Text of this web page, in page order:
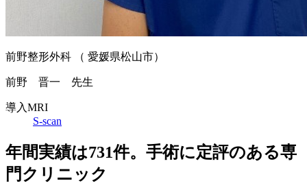
前野整形外科 （ 愛媛県松山市）
前野 晋一 先生
導入MRI
S-scan
年間実績は731件。手術に定評のある専
門クリニック